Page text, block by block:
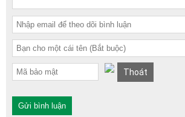
Thoát
Gửi bình luận